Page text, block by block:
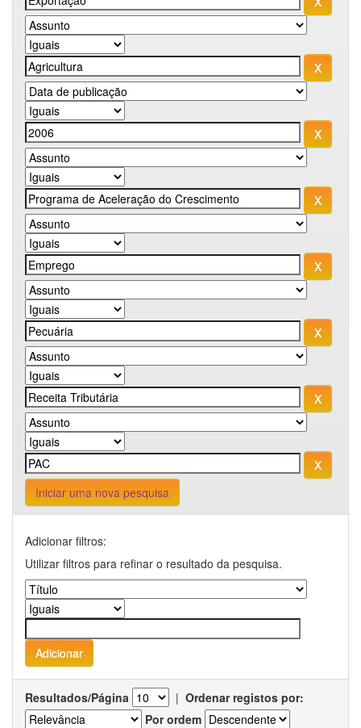
Iniciar uma nova pesquisa
Adicionar filtros:
Utilizar filtros para refinar o resultado da pesquisa.
Resultados/Página | Ordenar registos por:
Por ordem